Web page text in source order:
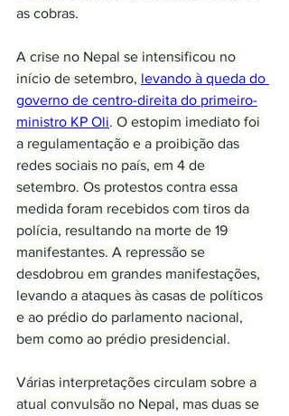
as cobras.
A crise no Nepal se intensificou no
início de setembro, levando à queda do
governo de centro-direita do primeiro-
ministro KP Oli. O estopim imediato foi
a regulamentação e a proibição das
redes sociais no país, em 4 de
setembro. Os protestos contra essa
medida foram recebidos com tiros da
polícia, resultando na morte de 19
manifestantes. A repressão se
desdobrou em grandes manifestações,
levando a ataques às casas de políticos
e ao prédio do parlamento nacional,
bem como ao prédio presidencial.
Várias interpretações circulam sobre a
atual convulsão no Nepal, mas duas se